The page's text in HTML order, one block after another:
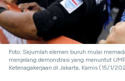
Foto: Sejumlah elemen buruh mulai
menjelang demonstrasi yang menuntut
Ketenagakerjaan di Jakarta, Kamis (15/1/